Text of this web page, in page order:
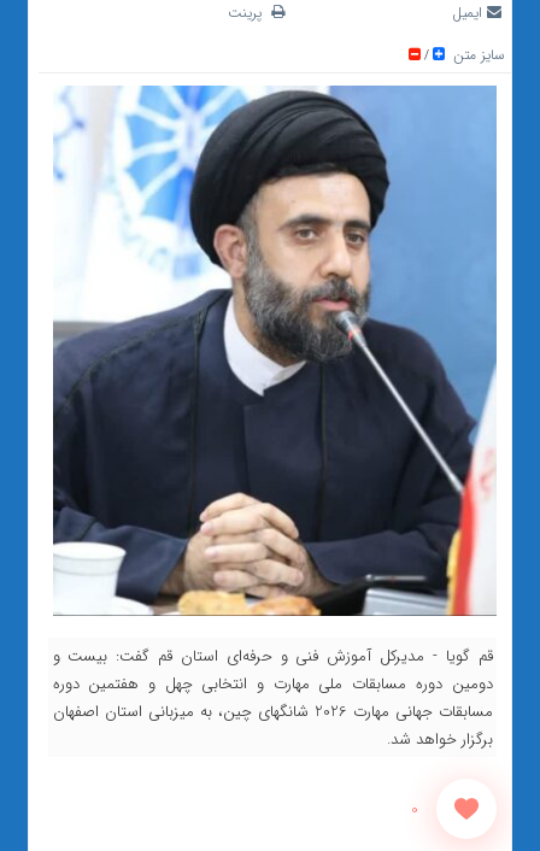
ایمیل
پرینت
سایز متن
/
قم گویا - مدیرکل آموزش فنی و حرفه‌ای استان قم گفت: بیست و
دومین دوره مسابقات ملی مهارت و انتخابی چهل و هفتمین دوره
مسابقات جهانی مهارت 2026 شانگهای چین، به میزبانی استان اصفهان
برگزار خواهد شد.
0